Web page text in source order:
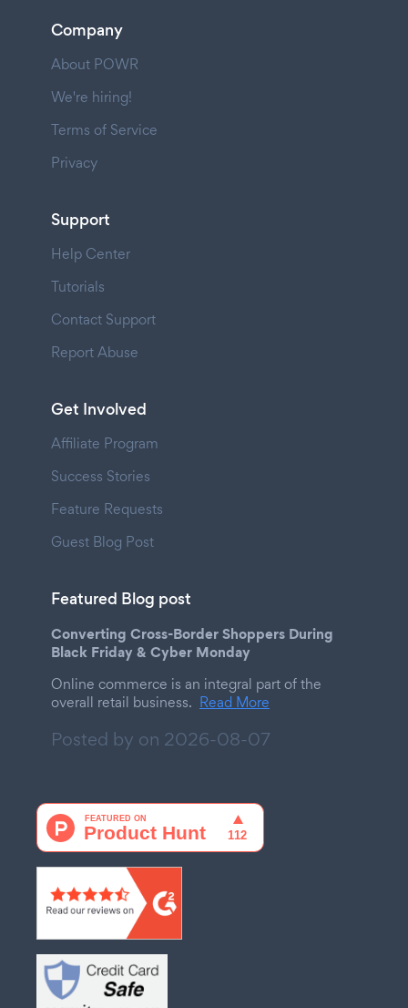
Company
About POWR
We're hiring!
Terms of Service
Privacy
Support
Help Center
Tutorials
Contact Support
Report Abuse
Get Involved
Affiliate Program
Success Stories
Feature Requests
Guest Blog Post
Featured Blog post
Converting Cross-Border Shoppers During
Black Friday & Cyber Monday
Online commerce is an integral part of the
overall retail business. Read More
Posted by on 2026-08-07